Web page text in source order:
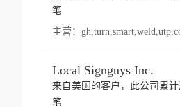
笔
主营：
Local Signguys Inc.
来自美国的客户，此公司累
笔